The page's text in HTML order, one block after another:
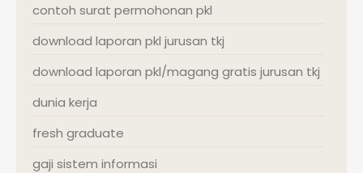
contoh surat permohonan pkl
download laporan pkl jurusan tkj
download laporan pkl/magang gratis jurusan tkj
dunia kerja
fresh graduate
gaji sistem informasi